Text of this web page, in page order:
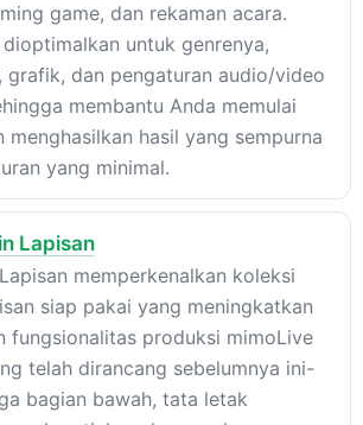
game, dan rekaman acara.
untuk genrenya,
grafik, dan pengaturan audio/video
membantu Anda memulai
menghasilkan hasil yang sempurna
yang minimal.
Lapisan
memperkenalkan koleksi
siap pakai yang meningkatkan
fungsionalitas produksi mimoLive
telah dirancang sebelumnya ini-
bagian bawah, tata letak